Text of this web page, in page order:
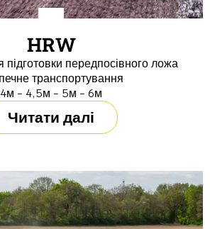
HRW
підготовки передпосівного ложа
транспортування
4м - 4,5м - 5м - 6м
Читати далі